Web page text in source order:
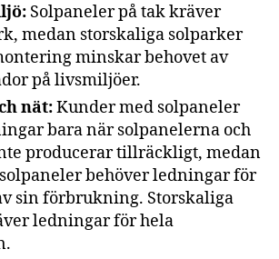
Solpaneler på tak kräver
medan storskaliga solparker
minskar behovet av
på livsmiljöer.
nät:Kunder med solpaneler
bara när solpanelerna och
producerar tillräckligt, medan
behöver ledningar för
sin förbrukning. Storskaliga
ledningar för hela